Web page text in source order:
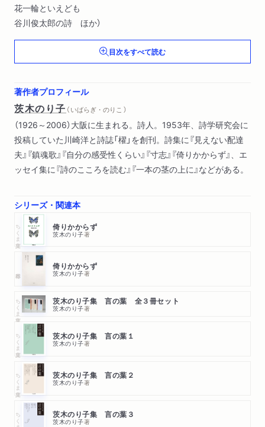
花一輪といえども
谷川俊太郎の詩 ほか）
目次をすべて読む
著作者プロフィール
茨木のり子 （ いばらぎ・のりこ ）
（1926～2006）大阪に生まれる。詩人。1953年、詩学研究会に
投稿していた川崎洋と詩誌「櫂」を創刊。詩集に『見えない配達
夫』『鎮魂歌』『自分の感受性くらい』『寸志』『倚りかからず』、エ
ッセイ集に『詩のこころを読む』『一本の茎の上に』などがある。
シリーズ・関連本
ちくま文庫 倚りかからず
茨木のり子著
倚りかからず
茨木のり子著
ちくま文庫 茨木のり子集 言の葉 全３冊セット
茨木のり子著
ちくま文庫 茨木のり子集 言の葉１
茨木のり子著
ちくま文庫 茨木のり子集 言の葉２
茨木のり子著
ちくま文庫 茨木のり子集 言の葉３
茨木のり子著